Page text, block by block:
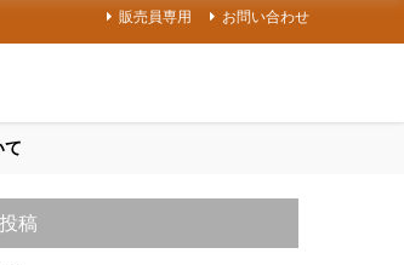
販売員専用 お問い合わせ
て
稿